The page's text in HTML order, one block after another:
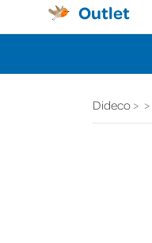
Outlet
Dideco